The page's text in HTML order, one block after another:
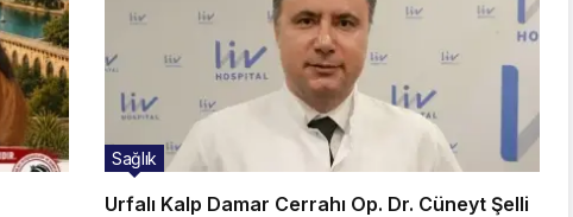
Urfalı Kalp Damar Cerrahı Op. Dr. Cüneyt Şelli
Sağlık